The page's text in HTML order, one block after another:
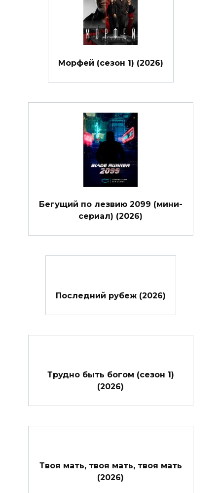
Морфей (сезон 1) (2026)
Бегущий по лезвию 2099 (мини-
сериал) (2026)
Последний рубеж (2026)
Трудно быть богом (сезон 1)
(2026)
Твоя мать, твоя мать, твоя мать
(2026)